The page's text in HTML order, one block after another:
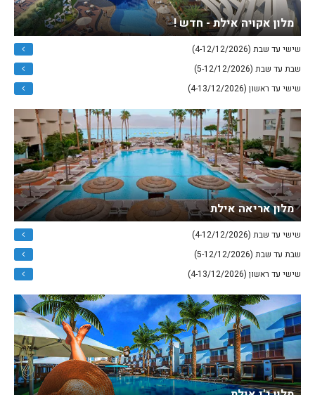
מלון אקויה אילת - חדש !
שישי עד שבת (4-12/12/2026)
שבת עד שבת (5-12/12/2026)
שישי עד ראשון (4-13/12/2026)
מלון אריאה אילת
שישי עד שבת (4-12/12/2026)
שבת עד שבת (5-12/12/2026)
שישי עד ראשון (4-13/12/2026)